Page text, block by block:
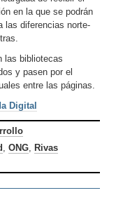
en la que se podrán
las diferencias norte-
las bibliotecas
y pasen por el
entre las páginas.
Digital
, ONG, Rivas